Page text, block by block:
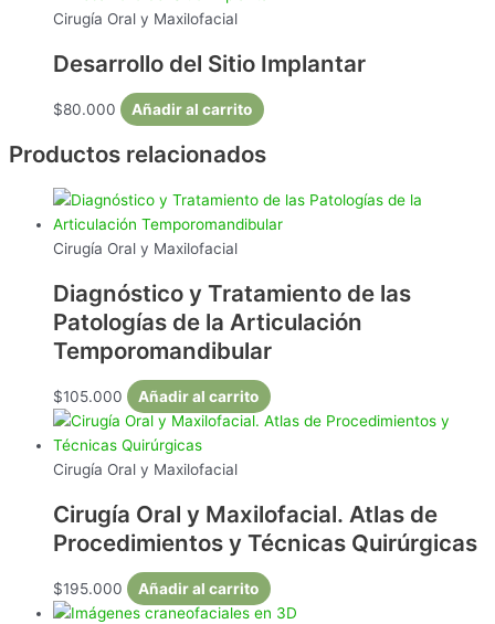
Cirugía Oral y Maxilofacial
Desarrollo del Sitio Implantar
$80.000 Añadir al carrito
Productos relacionados
Cirugía Oral y Maxilofacial
Diagnóstico y Tratamiento de las
Patologías de la Articulación
Temporomandibular
$105.000 Añadir al carrito
Cirugía Oral y Maxilofacial
Cirugía Oral y Maxilofacial. Atlas de
Procedimientos y Técnicas Quirúrgicas
$195.000 Añadir al carrito